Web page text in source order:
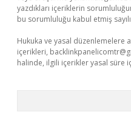
yazdıkları içeriklerin
bu sorumluluğu kabul etmiş
Hukuka ve yasal düzenlemelere
içerikleri,
halinde, ilgili içerikler yasal süre